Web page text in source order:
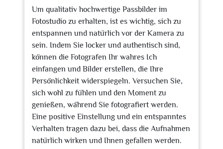
Um qualitativ hochwertige Passbilder im
Fotostudio zu erhalten, ist es wichtig, sich zu
entspannen und natürlich vor der Kamera zu
sein. Indem Sie locker und authentisch sind,
können die Fotografen Ihr wahres Ich
einfangen und Bilder erstellen, die Ihre
Persönlichkeit widerspiegeln. Versuchen Sie,
sich wohl zu fühlen und den Moment zu
genießen, während Sie fotografiert werden.
Eine positive Einstellung und ein entspanntes
Verhalten tragen dazu bei, dass die Aufnahmen
natürlich wirken und Ihnen gefallen werden.